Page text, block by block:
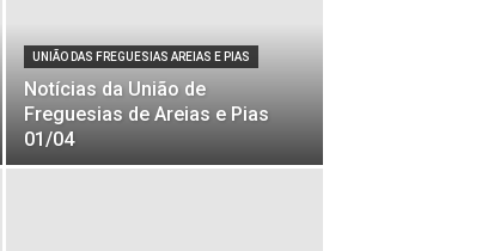
UNIÃO DAS FREGUESIAS AREIAS E PIAS
Notícias da União de
Freguesias de Areias e Pias
01/04